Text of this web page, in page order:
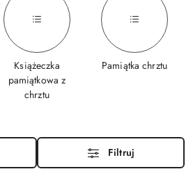
Książeczka
pamiątkowa z
chrztu
Pamiątka chrztu
Filtruj